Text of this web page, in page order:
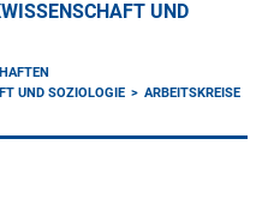
UND
UND SOZIOLOGIE
ARBEITSKREISE